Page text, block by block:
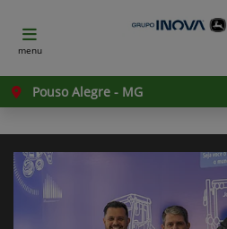
menu
Pouso Alegre - MG